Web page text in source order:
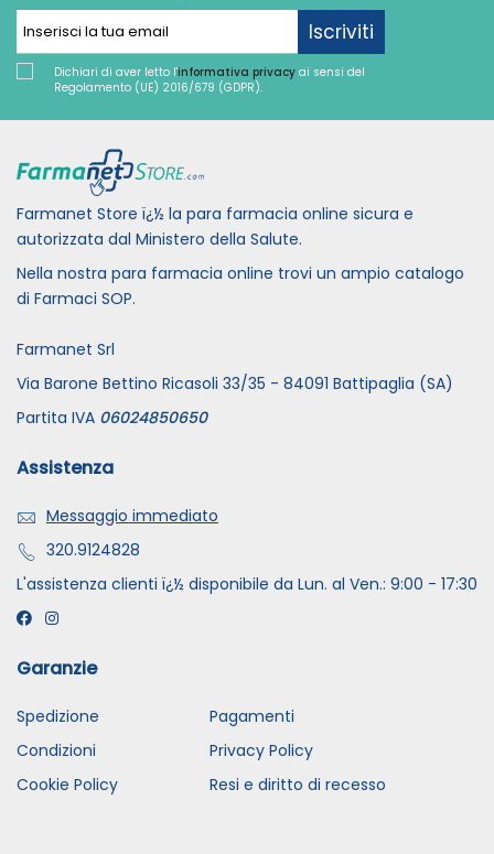
Iscriviti
Dichiari di aver letto l'informativa privacy ai sensi del
Regolamento (UE) 2016/679 (GDPR).
Farmanet Store ï¿½ la para farmacia online sicura e
autorizzata dal Ministero della Salute.
Nella nostra para farmacia online trovi un ampio catalogo
di Farmaci SOP.
Farmanet Srl
Via Barone Bettino Ricasoli 33/35 - 84091 Battipaglia (SA)
Partita IVA 06024850650
Assistenza
Messaggio immediato
320.9124828
L'assistenza clienti ï¿½ disponibile da Lun. al Ven.: 9:00 - 17:30
Garanzie
Spedizione
Pagamenti
Condizioni
Privacy Policy
Cookie Policy
Resi e diritto di recesso